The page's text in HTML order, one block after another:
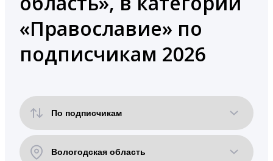
«Православие» по
подписчикам 2026